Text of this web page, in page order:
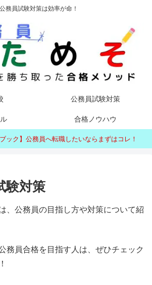
公務員試験対策は効率が命！
公務員試験対策
合格ノウハウ
ック】公務員へ転職したいならまずはコレ！
験対策
、公務員の目指し方や対策について紹
務員合格を目指す人は、ぜひチェック